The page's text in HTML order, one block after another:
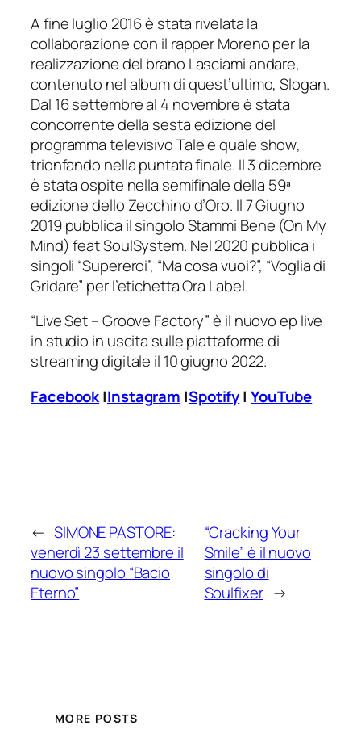
A fine luglio 2016 è stata rivelata la
collaborazione con il rapper Moreno per la
realizzazione del brano Lasciami andare,
contenuto nel album di quest’ultimo,Slogan.
Dal 16 settembre al 4 novembre è stata
concorrente della sesta edizione del
programma televisivoTale e quale show,
trionfando nella puntata finale. Il 3 dicembre
è stata ospite nella semifinale della 59ª
edizione dello Zecchino d’Oro. Il 7 Giugno
2019 pubblica il singoloStammi Bene (On My
Mind)feat SoulSystem. Nel 2020 pubblica i
singoli “Supereroi”, “Ma cosa vuoi?”, “Voglia di
Gridare” per l’etichetta Ora Label.
“Live Set – Groove Factory” è il nuovo ep live
in studio in uscita sulle piattaforme di
streaming digitale il 10 giugno 2022.
Facebook|Instagram |Spotify| YouTube
← SIMONE PASTORE:
venerdì 23 settembre il
nuovo singolo “Bacio
Eterno”
“Cracking Your
Smile” è il nuovo
singolo di
Soulfixer →
MORE POSTS